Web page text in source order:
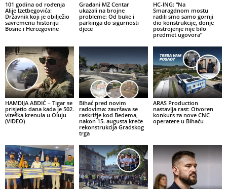
101 godina od rođenja
Alije Izetbegovića:
Državnik koji je obilježio
savremenu historiju
Bosne i Hercegovine
Građani MZ Centar
ukazali na brojne
probleme: Od buke i
parkinga do sigurnosti
djece
HC-ING: “Na
Smaragdnom mostu
radili smo samo gornji
dio konstrukcije, donje
postrojenje nije bilo
predmet ugovora”
HAMDIJA ABDIĆ – Tigar se
prisjetio dana kada je 502.
viteška krenula u Oluju
(VIDEO)
Bihać pred novim
radovima: završava se
raskrižje kod Bedema,
nakon 15. augusta kreće
rekonstrukcija Gradskog
trga
ARAS Production
nastavlja rast: Otvoren
konkurs za nove CNC
operatere u Bihaću